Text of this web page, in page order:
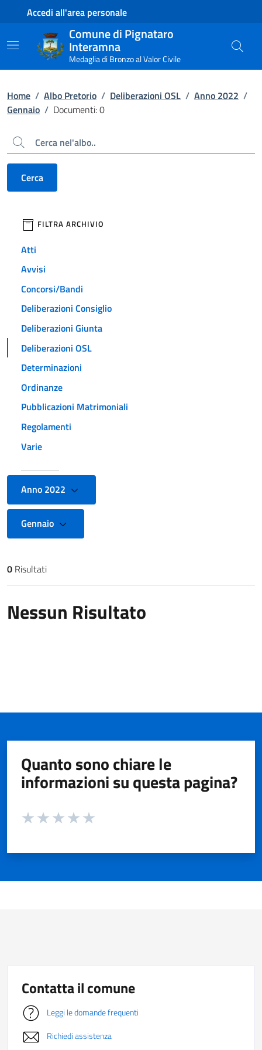
Contenuto principale
Piede di paginaAccedi all'area personale
Comune di Pignataro
Interamna
Medaglia di Bronzo al Valor Civile
Home / Albo Pretorio / Deliberazioni OSL / Anno 2022 /
Gennaio / Documenti: 0
Cerca
Cerca
filtri da applicare
FILTRA ARCHIVIO
Atti
Avvisi
Concorsi/Bandi
Deliberazioni Consiglio
Deliberazioni Giunta
Deliberazioni OSL
Determinazioni
Ordinanze
Pubblicazioni Matrimoniali
Regolamenti
Varie
Anno 2022
Gennaio
Risultati di ricerca
0 Risultati
Nessun Risultato
Quanto sono chiare le
informazioni su questa pagina?
Valuta da 1 a 5 stelle la pagina
Contatta il comune
Leggi le domande frequenti
Richiedi assistenza